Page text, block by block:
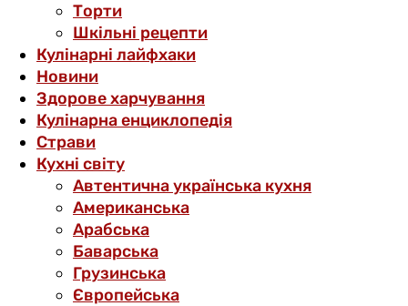
Торти
Шкільні рецепти
Кулінарні лайфхаки
Новини
Здорове харчування
Кулінарна енциклопедія
Страви
Кухні світу
Автентична українська кухня
Американська
Арабська
Баварська
Грузинська
Європейська